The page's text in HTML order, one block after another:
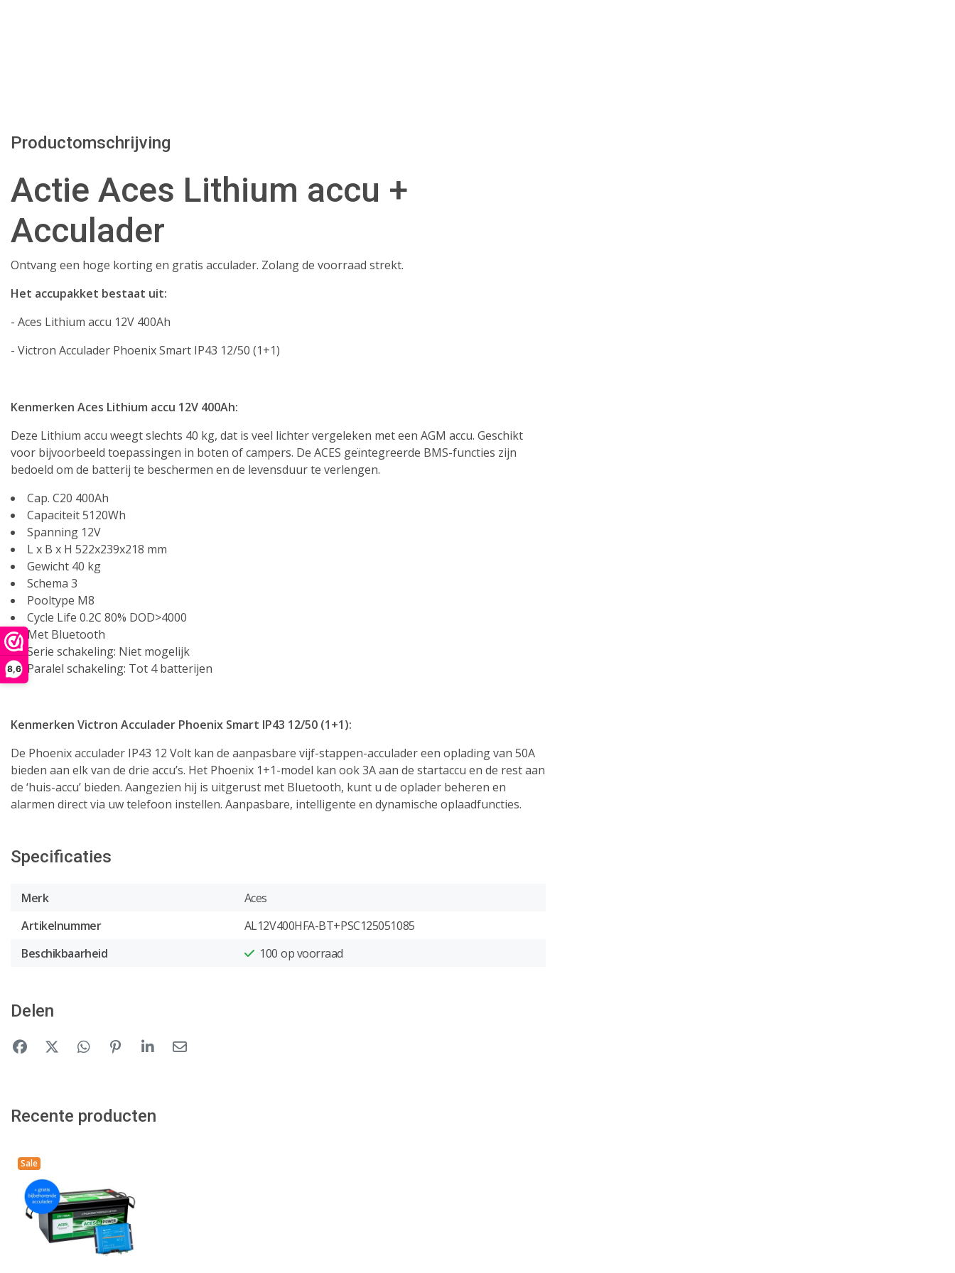
8,6
Productomschrijving
Actie Aces Lithium accu +
Acculader
Ontvang een hoge korting en gratis acculader. Zolang de voorraad strekt.
Het accupakket bestaat uit:
- Aces Lithium accu 12V 400Ah
- Victron Acculader Phoenix Smart IP43 12/50 (1+1)
Kenmerken Aces Lithium accu 12V 400Ah:
Deze Lithium accu weegt slechts 40 kg, dat is veel lichter vergeleken met een AGM accu. Geschikt
voor bijvoorbeeld toepassingen in boten of campers. De ACES geïntegreerde BMS-functies zijn
bedoeld om de batterij te beschermen en de levensduur te verlengen.
Cap. C20 400Ah
Capaciteit 5120Wh
Spanning 12V
L x B x H 522x239x218 mm
Gewicht 40 kg
Schema 3
Pooltype M8
Cycle Life 0.2C 80% DOD>4000
Met Bluetooth
Serie schakeling: Niet mogelijk
Paralel schakeling: Tot 4 batterijen
Kenmerken Victron Acculader Phoenix Smart IP43 12/50 (1+1):
De Phoenix acculader IP43 12 Volt kan de aanpasbare vijf-stappen-acculader een oplading van 50A
bieden aan elk van de drie accu’s. Het Phoenix 1+1-model kan ook 3A aan de startaccu en de rest aan
de ‘huis-accu’ bieden. Aangezien hij is uitgerust met Bluetooth, kunt u de oplader beheren en
alarmen direct via uw telefoon instellen. Aanpasbare, intelligente en dynamische oplaadfuncties.
Specificaties
Merk
Aces
Artikelnummer
AL12V400HFA-BT+PSC125051085
Beschikbaarheid
100 op voorraad
Delen
Recente producten
Sale